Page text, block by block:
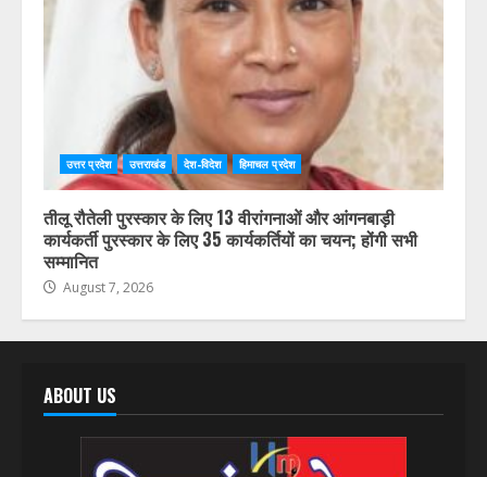
उत्तर प्रदेश उत्तराखंड देश-विदेश हिमाचल प्रदेश
तीलू रौतेली पुरस्कार के लिए 13 वीरांगनाओं और आंगनबाड़ी
कार्यकर्ती पुरस्कार के लिए 35 कार्यकर्तियों का चयन; होंगी सभी
सम्मानित
August 7, 2026
ABOUT US